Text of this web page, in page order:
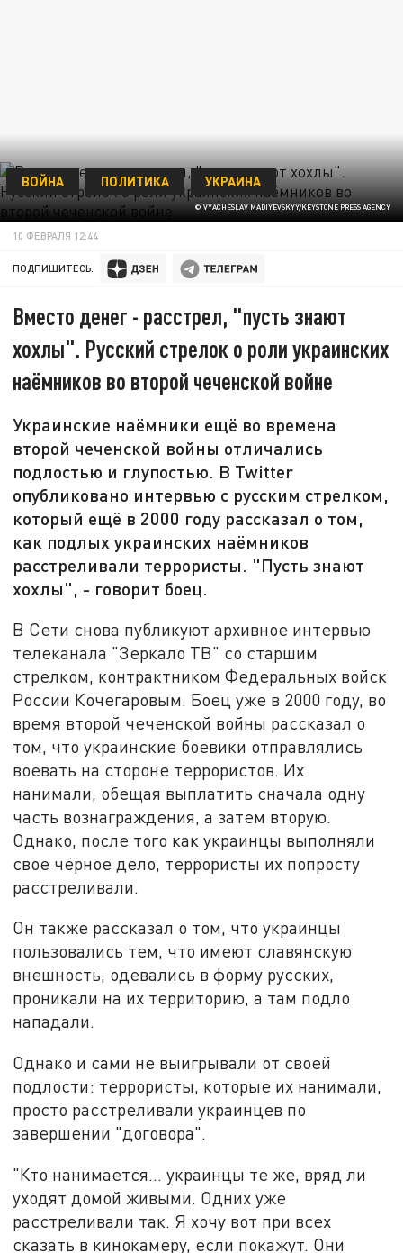
© VYACHESLAV MADIYEVSKYY/KEYSTONE PRESS AGENCY
ВОЙНА ПОЛИТИКА УКРАИНА
10 ФЕВРАЛЯ 12:44
ПОДПИШИТЕСЬ:
Вместо денег - расстрел, "пусть знают
хохлы". Русский стрелок о роли украинских
наёмников во второй чеченской войне
Украинские наёмники ещё во времена
второй чеченской войны отличались
подлостью и глупостью. В Twitter
опубликовано интервью с русским стрелком,
который ещё в 2000 году рассказал о том,
как подлых украинских наёмников
расстреливали террористы. "Пусть знают
хохлы", - говорит боец.
В Сети снова публикуют архивное интервью
телеканала "Зеркало ТВ" со старшим
стрелком, контрактником Федеральных войск
России Кочегаровым. Боец уже в 2000 году, во
время второй чеченской войны рассказал о
том, что украинские боевики отправлялись
воевать на стороне террористов. Их
нанимали, обещая выплатить сначала одну
часть вознаграждения, а затем вторую.
Однако, после того как украинцы выполняли
свое чёрное дело, террористы их попросту
расстреливали.
Он также рассказал о том, что украинцы
пользовались тем, что имеют славянскую
внешность, одевались в форму русских,
проникали на их территорию, а там подло
нападали.
Однако и сами не выигрывали от своей
подлости: террористы, которые их нанимали,
просто расстреливали украинцев по
завершении "договора".
"Кто нанимается... украинцы те же, вряд ли
уходят домой живыми. Одних уже
расстреливали так. Я хочу вот при всех
сказать в кинокамеру, если покажут. Они